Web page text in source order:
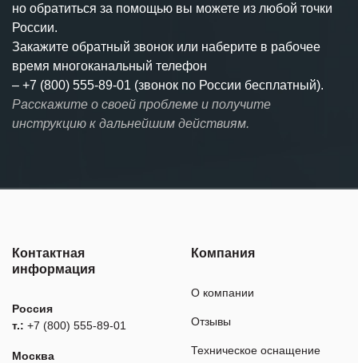
но обратиться за помощью вы можете из любой точки
России.
Закажите обратный звонок или наберите в рабочее
время многоканальный телефон
– +7 (800) 555-89-01 (звонок по России бесплатный).
Расскажите о своей проблеме и получите
инструкцию к дальнейшим действиям.
Контактная
информация
Россия
т.: +7 (800) 555-89-01
Москва
Компания
О компании
Отзывы
Техническое оснащение